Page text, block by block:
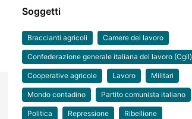
Soggetti
Braccianti agricoli Camere del lavoro
Confederazione generale italiana del lavoro (Cgil)
Cooperative agricole Lavoro Militari
Mondo contadino Partito comunista italiano
Politica Repressione Ribellione